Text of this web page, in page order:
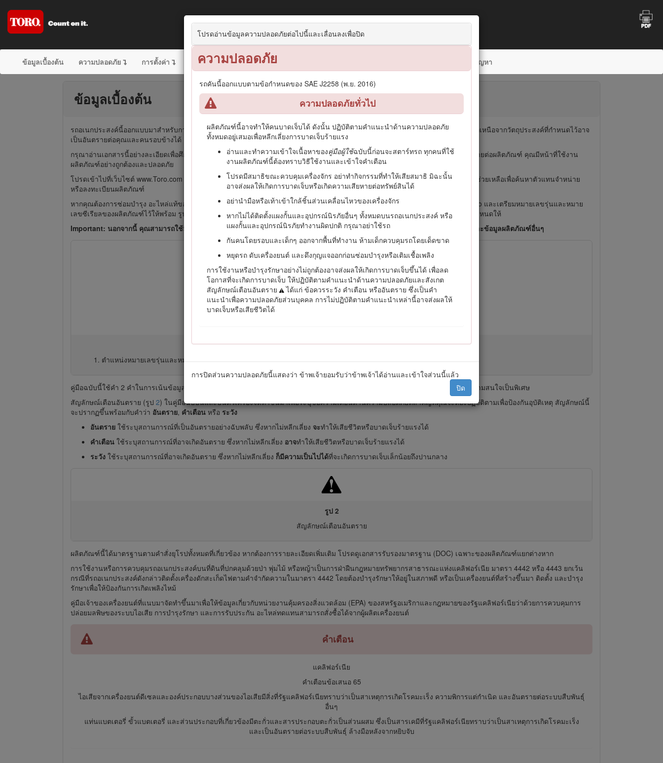
โปรดอ่านข้อมูลความปลอดภัยต่อไปนี้และเลื่อนลงเพื่อปิด
ความปลอดภัย
รถคันนี้ออกแบบตามข้อกำหนดของ SAE J2258 (พ.ย. 2016)
ความปลอดภัยทั่วไป
ผลิตภัณฑ์นี้อาจทำให้คนบาดเจ็บได้ ดังนั้น ปฏิบัติตามคำแนะนำด้านความปลอดภัย
ทั้งหมดอยู่เสมอเพื่อหลีกเลี่ยงการบาดเจ็บร้ายแรง
อ่านและทำความเข้าใจเนื้อหาของคู่มือผู้ใช้ฉบับนี้ก่อนจะสตาร์ทรถ ทุกคนที่ใช้
งานผลิตภัณฑ์นี้ต้องทราบวิธีใช้งานและเข้าใจคำเตือน
โปรดมีสมาธิขณะควบคุมเครื่องจักร อย่าทำกิจกรรมที่ทำให้เสียสมาธิ มิฉะนั้น
อาจส่งผลให้เกิดการบาดเจ็บหรือเกิดความเสียหายต่อทรัพย์สินได้
อย่านำมือหรือเท้าเข้าใกล้ชิ้นส่วนเคลื่อนไหวของเครื่องจักร
หากไม่ได้ติดตั้งแผงกั้นและอุปกรณ์นิรภัยอื่นๆ ทั้งหมดบนรถอเนกประสงค์ หรือ
แผงกั้นและอุปกรณ์นิรภัยทำงานผิดปกติ กรุณาอย่าใช้รถ
กันคนโดยรอบและเด็กๆ ออกจากพื้นที่ทำงาน ห้ามเด็กควบคุมรถโดยเด็ดขาด
หยุดรถ ดับเครื่องยนต์ และดึงกุญแจออกก่อนซ่อมบำรุงหรือเติมเชื้อเพลิง
การใช้งานหรือบำรุงรักษาอย่างไม่ถูกต้องอาจส่งผลให้เกิดการบาดเจ็บขึ้นได้ เพื่อลด
โอกาสที่จะเกิดการบาดเจ็บ ให้ปฏิบัติตามคำแนะนำด้านความปลอดภัยและสังเกต
สัญลักษณ์เตือนอันตราย
ได้แก่ ข้อควรระวัง คำเตือน หรืออันตราย ซึ่งเป็นคำ
แนะนำเพื่อความปลอดภัยส่วนบุคคล การไม่ปฏิบัติตามคำแนะนำเหล่านี้อาจส่งผลให้
บาดเจ็บหรือเสียชีวิตได้
การปิดส่วนความปลอดภัยนี้แสดงว่า ข้าพเจ้ายอมรับว่าข้าพเจ้าได้อ่านและเข้าใจส่วนนี้แล้ว
ปิด
รถอเนกประสงค์ Workman® HDX-D
ข้อมูลเบื้องต้น ความปลอดภัย การตั้งค่า ภาพรวมผลิตภัณฑ์ การปฏิบัติงาน การแก้ไขปัญหา
ข้อมูลเบื้องต้น
รถอเนกประสงค์นี้ออกแบบมาสำหรับการใช้งานนอกถนนหลวงเป็นหลัก โดยมีวัตถุประสงค์เพื่อขนส่งคนและวัสดุ การใช้งานผลิตภัณฑ์นี้นอกเหนือจากวัตถุประสงค์ที่กำหนดไว้อาจ
เป็นอันตรายต่อคุณและคนรอบข้างได้
กรุณาอ่านเอกสารนี้อย่างละเอียดเพื่อศึกษาวิธีควบคุมและบำรุงรักษาผลิตภัณฑ์อย่างเหมาะสม และเพื่อหลีกเลี่ยงการบาดเจ็บและความเสียหายต่อผลิตภัณฑ์ คุณมีหน้าที่ใช้งาน
ผลิตภัณฑ์อย่างถูกต้องและปลอดภัย
โปรดเข้าไปที่เว็บไซต์ www.Toro.com เพื่อดูเอกสารความปลอดภัยของผลิตภัณฑ์และเอกสารฝึกอบรมการใช้งาน ข้อมูลอุปกรณ์เสริม ความช่วยเหลือเพื่อค้นหาตัวแทนจำหน่าย
หรือลงทะเบียนผลิตภัณฑ์
หากคุณต้องการซ่อมบำรุง อะไหล่แท้ของ Toro หรือข้อมูลเพิ่มเติม โปรดติดต่อตัวแทนซ่อมบำรุงที่ได้รับอนุญาตหรือฝ่ายบริการลูกค้าของ Toro และเตรียมหมายเลขรุ่นและหมาย
เลขซีเรียลของผลิตภัณฑ์ไว้ให้พร้อม รูป
หาตำแหน่งของหมายเลขรุ่นและหมายเลขซีเรียลบนผลิตภัณฑ์ จดบันทึกหมายเลขในช่องว่างที่กำหนดให้
Important: นอกจากนี้ คุณสามารถใช้มือถือสแกนรหัส QR บนสติกเกอร์หมายเลขซีเรียลได้ (ถ้ามี) เพื่อเข้าถึงข้อมูลการรับประกัน อะไหล่ และข้อมูลผลิตภัณฑ์อื่นๆ
รูป 1
ตำแหน่งหมายเลขรุ่นและหมายเลขซีเรียล
คู่มือฉบับนี้ใช้คำ 2 คำในการเน้นข้อมูล
เพื่อเน้นข้อมูลทั่วไปที่ควรให้ความสนใจเป็นพิเศษ
สัญลักษณ์เตือนอันตราย (รูป 2) ในคู่มือฉบับนี้และบนตัวเครื่องจัดทำขึ้นมาเพื่อระบุข้อความเตือนด้านความปลอดภัยที่สำคัญที่คุณจะต้องปฏิบัติตามเพื่อป้องกันอุบัติเหตุ สัญลักษณ์นี้
จะปรากฏขึ้นพร้อมกับคำว่า อันตราย, คำเตือน หรือ ระวัง
อันตราย ใช้ระบุสถานการณ์ที่เป็นอันตรายอย่างฉับพลับ ซึ่งหากไม่หลีกเลี่ยง จะทำให้เสียชีวิตหรือบาดเจ็บร้ายแรงได้
คำเตือน ใช้ระบุสถานการณ์ที่อาจเกิดอันตราย ซึ่งหากไม่หลีกเลี่ยง อาจทำให้เสียชีวิตหรือบาดเจ็บร้ายแรงได้
ระวัง ใช้ระบุสถานการณ์ที่อาจเกิดอันตราย ซึ่งหากไม่หลีกเลี่ยง ก็มีความเป็นไปได้ที่จะเกิดการบาดเจ็บเล็กน้อยถึงปานกลาง
รูป 2
สัญลักษณ์เตือนอันตราย
ผลิตภัณฑ์นี้ได้มาตรฐานตามคำสั่งยุโรปทั้งหมดที่เกี่ยวข้อง หากต้องการรายละเอียดเพิ่มเติม โปรดดูเอกสารรับรองมาตรฐาน (DOC) เฉพาะของผลิตภัณฑ์แยกต่างหาก
การใช้งานหรือการควบคุมรถอเนกประสงค์บนที่ดินที่ปกคลุมด้วยป่า พุ่มไม้ หรือหญ้าเป็นการฝ่าฝืนกฎหมายทรัพยากรสาธารณะแห่งแคลิฟอร์เนีย มาตรา 4442 หรือ 4443 ยกเว้น
กรณีที่รถอเนกประสงค์ดังกล่าวติดตั้งเครื่องดักสะเก็ดไฟตามคำจำกัดความในมาตรา 4442 โดยต้องบำรุงรักษาให้อยู่ในสภาพดี หรือเป็นเครื่องยนต์ที่สร้างขึ้นมา ติดตั้ง และบำรุง
รักษาเพื่อให้ป้องกันการเกิดเพลิงไหม้
คู่มือเจ้าของเครื่องยนต์ที่แนบมาจัดทำขึ้นมาเพื่อให้ข้อมูลเกี่ยวกับหน่วยงานคุ้มครองสิ่งแวดล้อม (EPA) ของสหรัฐอเมริกาและกฎหมายของรัฐแคลิฟอร์เนียว่าด้วยการควบคุมการ
ปล่อยมลพิษของระบบไอเสีย การบำรุงรักษา และการรับประกัน อะไหล่ทดแทนสามารถสั่งซื้อได้จากผู้ผลิตเครื่องยนต์
คำเตือน
แคลิฟอร์เนีย
คำเตือนข้อเสนอ 65
ไอเสียจากเครื่องยนต์ดีเซลและองค์ประกอบบางส่วนของไอเสียมีสิ่งที่รัฐแคลิฟอร์เนียทราบว่าเป็นสาเหตุการเกิดโรคมะเร็ง ความพิการแต่กำเนิด และอันตรายต่อระบบสืบพันธุ์
อื่นๆ
แท่นแบตเตอรี่ ขั้วแบตเตอรี่ และส่วนประกอบที่เกี่ยวข้องมีตะกั่วและสารประกอบตะกั่วเป็นส่วนผสม ซึ่งเป็นสารเคมีที่รัฐแคลิฟอร์เนียทราบว่าเป็นสาเหตุการเกิดโรคมะเร็ง
และเป็นอันตรายต่อระบบสืบพันธุ์ ล้างมือหลังจากหยิบจับ